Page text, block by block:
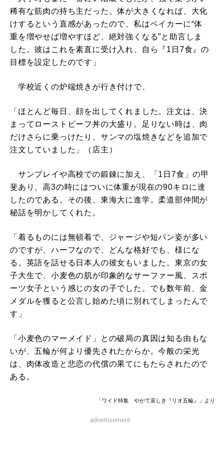
稀有な筋肉の持ち主だった。体が大きくなれば、大化
けするという直感があったので、私はベイカーに“体
重を増やせば増やすほど、絶対強くなる”と助言しま
した。彼はこれを素直に受け入れ、自ら『1日7食』の
目標を設定したのです」
学校近くの炉端焼きが行き付けで、
「ほとんど毎日、顔を出してくれました。注文は、決
まってローストビーフ丼の大盛り。足りない時は、肉
だけさらに乗っけたり、サンマの塩焼きなどを追加で
注文していました」（店主）
サンプレイや高校での鍛錬に加え、「1日7食」の甲
斐あり、高3の時にはついに体重が現在の90キロに達
したのである。その後、東海大に進学。柔道部仲間が
秘話を明かしてくれた。
「着るものには無頓着で、ジャージや短パン姿が多い
のですが、ハーフなので、どんな格好でも、様にな
る。英語を話せる日本人の彼女もいました。東京の女
子大生で、小麦色の肌が印象的なサーファー風、スポ
ーツ女子という感じの女の子でした。でも数年前、金
メダルを獲ると公言し始めた頃に別れてしまったんで
す」
「小麦色のマーメイド」との破局の真因は知る由もな
いが、五輪が何より優先されたからか。今般の栄光
は、肉体改造と悲恋の代償の果てにもたらされたので
ある。
「ワイド特集 やがて哀しき『リオ五輪』」より
advertisement